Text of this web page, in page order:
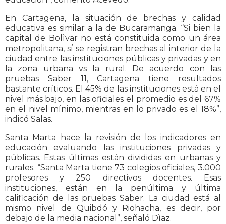
En Cartagena, la situación de brechas y calidad
educativa es similar a la de Bucaramanga. “Si bien la
capital de Bolìvar no está constituida como un área
metropolitana, sí se registran brechas al interior de la
ciudad entre las instituciones públicas y privadas y en
la zona urbana vs la rural. De acuerdo con las
pruebas Saber 11, Cartagena tiene resultados
bastante críticos. El 45% de las instituciones está en el
nivel más bajo, en las oficiales el promedio es del 67%
en el nivel mínimo, mientras en lo privado es el 18%”,
indicó Salas.
Santa Marta hace la revisión de los indicadores en
educación evaluando las instituciones privadas y
públicas. Estas últimas están divididas en urbanas y
rurales. “Santa Marta tiene 73 colegios oficiales, 3.000
profesores y 250 directivos docentes. Esas
instituciones, están en la penúltima y última
calificación de las pruebas Saber. La ciudad está al
mismo nivel de Quibdó y Riohacha, es decir, por
debajo de la media nacional”, señaló Dìaz.